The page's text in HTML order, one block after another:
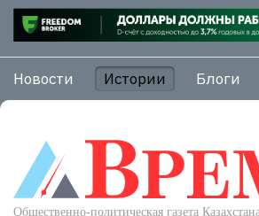
Новости Истории Блоги